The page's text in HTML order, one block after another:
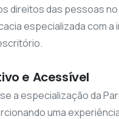
direitos das pessoas
especializada com a
e Acessível
a especialização da
uma